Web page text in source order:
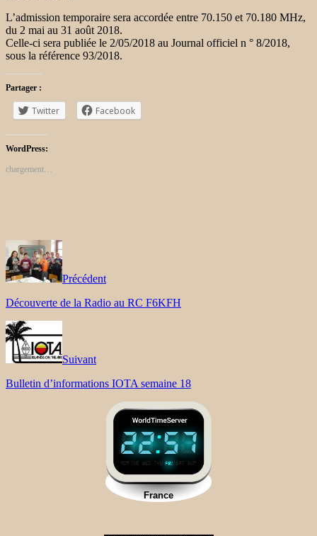
L’admission temporaire sera accordée entre 70.150 et 70.180 MHz,
du 2 mai au 31 août 2018.
Celle-ci sera publiée le 2/05/2018 au Journal officiel n ° 8/2018,
sous la référence 93/2018.
Partager :
Twitter Facebook
WordPress:
chargement…
Précédent
Découverte de la Radio au RC F6KFH
Suivant
Bulletin d’informations IOTA semaine 18